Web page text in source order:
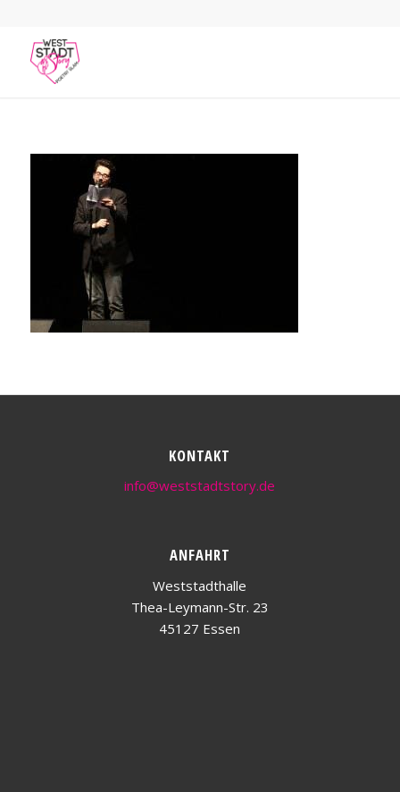
KONTAKT
info@weststadtstory.de
ANFAHRT
Weststadthalle
Thea-Leymann-Str. 23
45127 Essen